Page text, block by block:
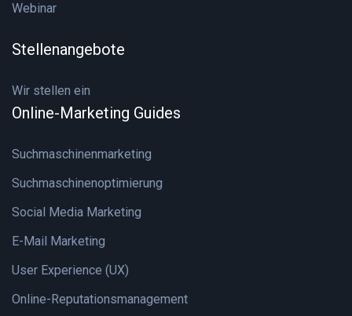
Webinar
Stellenangebote
Wir stellen ein
Online-Marketing Guides
Suchmaschinenmarketing
Suchmaschinenoptimierung
Social Media Marketing
E-Mail Marketing
User Experience (UX)
Online-Reputationsmanagement